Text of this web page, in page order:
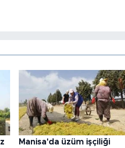
Manisa'da üzüm işçiliği